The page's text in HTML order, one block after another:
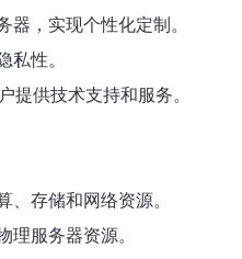
，实现个性化定制。
私性。
提供技术支持和服务。
、存储和网络资源。
理服务器资源。